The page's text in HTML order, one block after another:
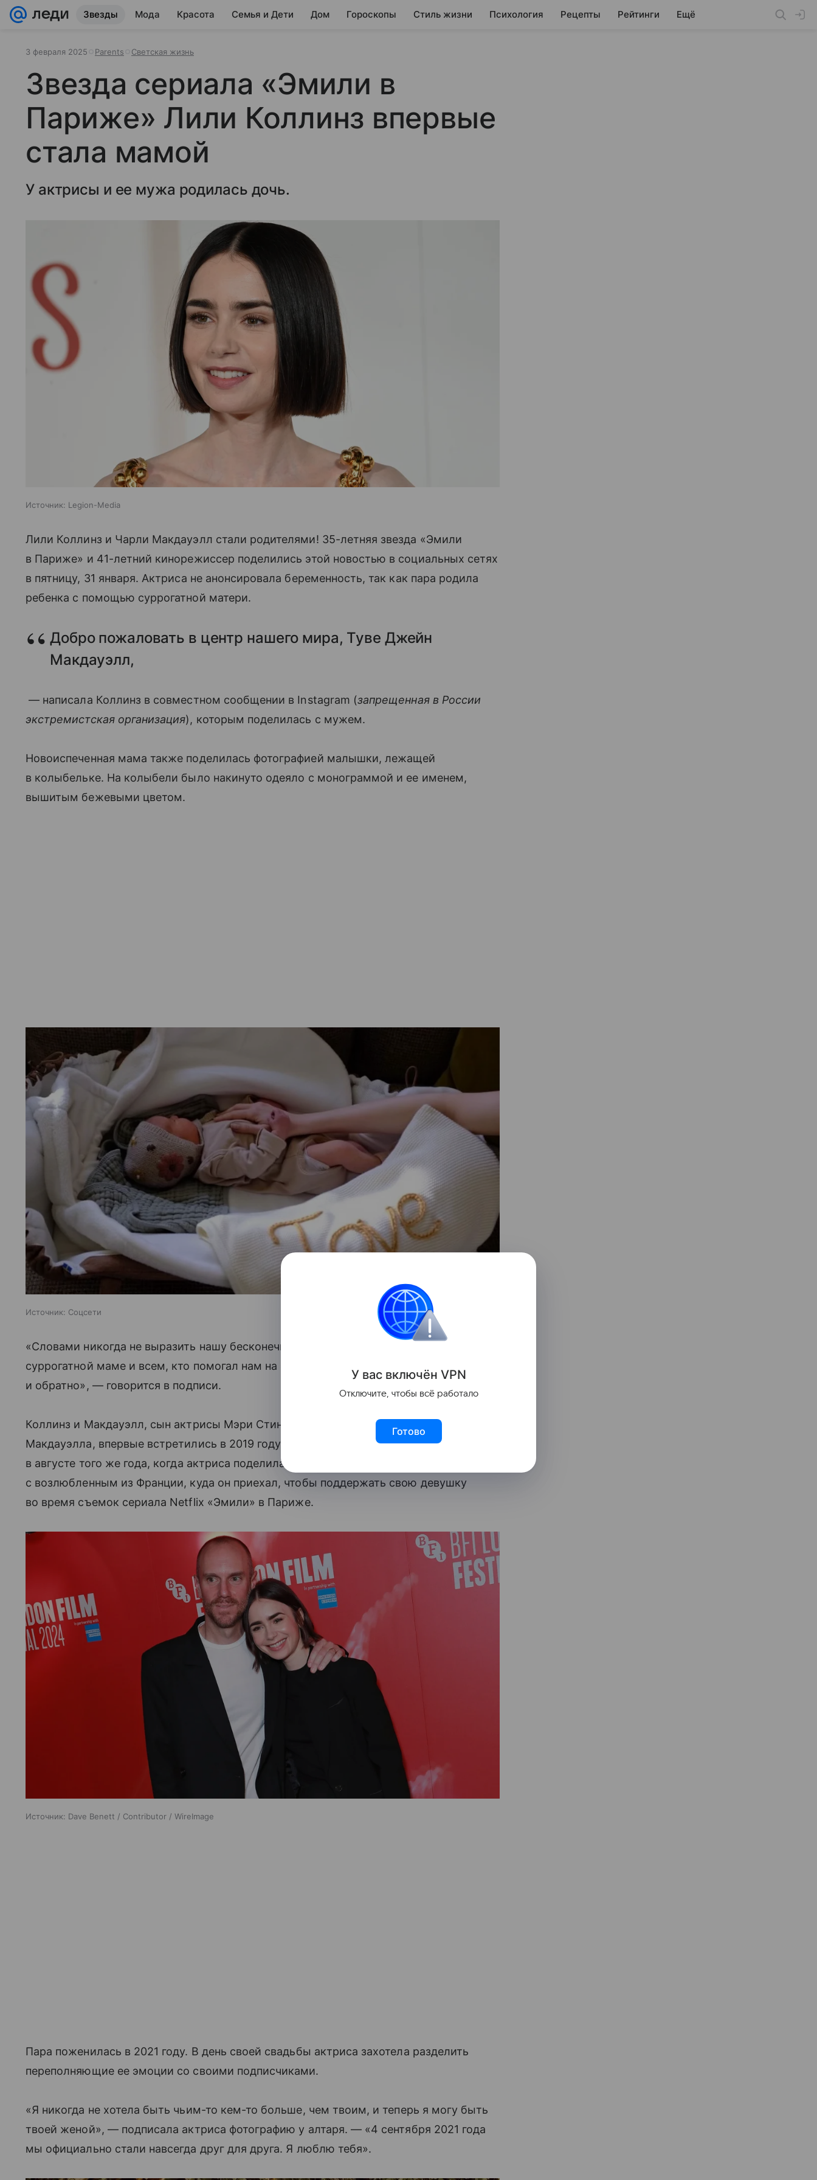
Звезды Мода Красота Семья и Дети Дом Гороскопы Стиль жизни Психология Рецепты Рейтинги Ещё
3 февраля 2025 Parents Светская жизнь
Звезда сериала «Эмили в
Париже» Лили Коллинз впервые
стала мамой
У актрисы и ее мужа родилась дочь.
Источник: Legion-Media
Лили Коллинз и Чарли Макдауэлл стали родителями! 35-летняя звезда «Эмили
в Париже» и 41-летний кинорежиссер поделились этой новостью в социальных сетях
в пятницу, 31 января. Актриса не анонсировала беременность, так как пара родила
ребенка с помощью суррогатной матери.
Добро пожаловать в центр нашего мира, Туве Джейн
Макдауэлл,
— написала Коллинз в совместном сообщении в Instagram (запрещенная в России
экстремистская организация), которым поделилась с мужем.
Новоиспеченная мама также поделилась фотографией малышки, лежащей
в колыбельке. На колыбели было накинуто одеяло с монограммой и ее именем,
вышитым бежевыми цветом.
Источник: Соцсети
«Словами никогда не выразить нашу бесконечную благодарность нашей невероятной
суррогатной маме и всем, кто помогал нам на этом пути. Мы любим вас до Луны
и обратно», — говорится в подписи.
Коллинз и Макдауэлл, сын актрисы Мэри Стинберген и актера Малкольма
Макдауэлла, впервые встретились в 2019 году. Они официально объявили об этом
в августе того же года, когда актриса поделилась несколькими снимками
с возлюбленным из Франции, куда он приехал, чтобы поддержать свою девушку
во время съемок сериала Netflix «Эмили» в Париже.
Источник: Dave Benett / Contributor / WireImage
Пара поженилась в 2021 году. В день своей свадьбы актриса захотела разделить
переполняющие ее эмоции со своими подписчиками.
«Я никогда не хотела быть чьим-то кем-то больше, чем твоим, и теперь я могу быть
твоей женой», — подписала актриса фотографию у алтаря. — «4 сентября 2021 года
мы официально стали навсегда друг для друга. Я люблю тебя».
У вас включён VPN
Отключите, чтобы всё работало
Готово